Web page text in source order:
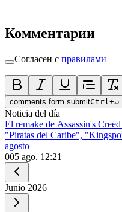
Комментарии
Согласен с правилами
comments.form.submitCtrl +↵
Noticia del día
El remake de Assassin's
"Piratas del Caribe",
agosto
005 ago. 12:21
Junio 2026